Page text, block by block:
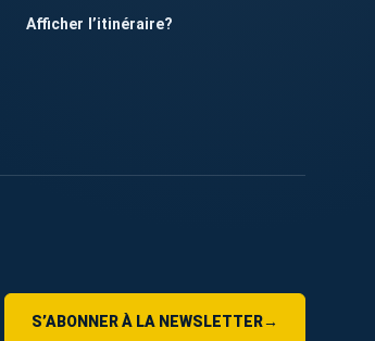
Afficher l’itinéraire?
S’ABONNER À LA NEWSLETTER→